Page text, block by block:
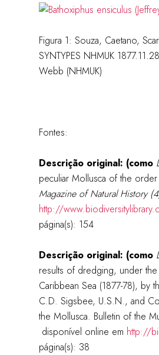
Figura 1: Souza, Caetano,
SYNTYPES NHMUK
Webb (NHMUK)
Fontes:
Descrição original: (como
peculiar Mollusca of the
Magazine of Natural History
http://
página(s): 154
Descrição original: (como
results of dredging, under
Caribbean Sea (1877-78), by
C.D. Sigsbee, U.S.N., and
the Mollusca. Bulletin of the
disponível online em http://
página(s): 38